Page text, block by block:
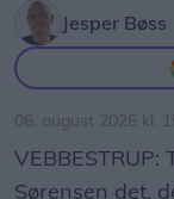
stoffer.
tilfælde er der
venter der en
Jesper Bøss
06. august 2026 kl.
Sørensen det,